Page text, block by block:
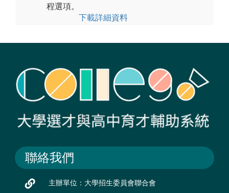
程選項。
下載詳細資料
聯絡我們
主辦單位：大學招生委員會聯合會